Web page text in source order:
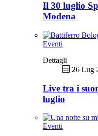
Il 30 luglio
Modena
Eventi
Dettagli
26 Lug
Live tra i
luglio
Eventi